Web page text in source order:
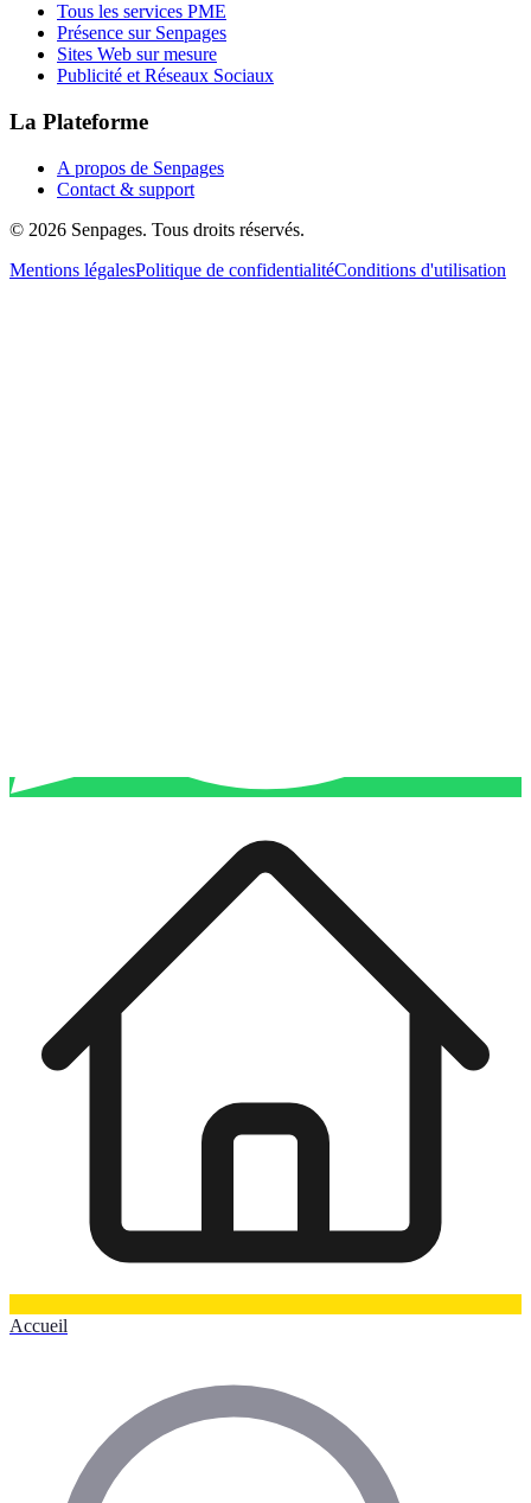
Tous les services PME
Présence sur Senpages
Sites Web sur mesure
Publicité et Réseaux Sociaux
La Plateforme
A propos de Senpages
Contact & support
© 2026 Senpages. Tous droits réservés.
Mentions légalesPolitique de confidentialitéConditions d'utilisation
Accueil